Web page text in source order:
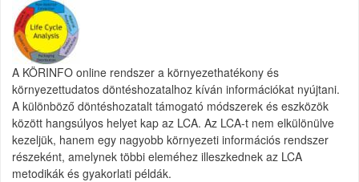
A KÖRINFO online rendszer a környezethatékony és
környezettudatos döntéshozatalhoz kíván információkat nyújtani.
A különböző döntéshozatalt támogató módszerek és eszközök
között hangsúlyos helyet kap az LCA. Az LCA-t nem elkülönülve
kezeljük, hanem egy nagyobb környezeti információs rendszer
részeként, amelynek többi eleméhez illeszkednek az LCA
metodikák és gyakorlati példák.